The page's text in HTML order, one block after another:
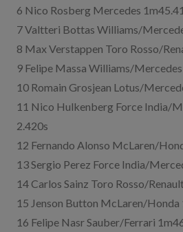
6 Nico Rosberg Mercedes
7 Valtteri Bottas Williams/
8 Max Verstappen Toro Rosso/
9 Felipe Massa Williams/
10 Romain Grosjean Lotus/
11 Nico Hulkenberg Force India/
2.420s
12 Fernando Alonso McLaren/
13 Sergio Perez Force India/
14 Carlos Sainz Toro Rosso/
15 Jenson Button McLaren/Honda
16 Felipe Nasr Sauber/Ferrari